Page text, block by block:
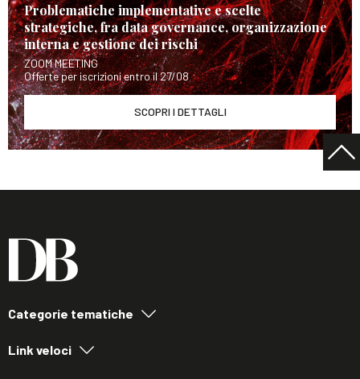
Problematiche implementative e scelte
strategiche, fra data governance, organizzazione
interna e gestione dei rischi
ZOOM MEETING
Offerte per iscrizioni entro il 27/08
SCOPRI I DETTAGLI
Categorie tematiche
Link veloci